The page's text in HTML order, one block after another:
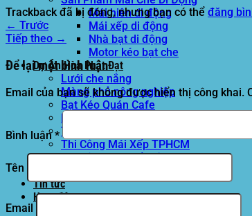
Mái hiên di động
Mái xếp di động
Nhà bạt di động
Motor kéo bạt che
Dự Án Hòa Phát Đạt
Lưới che nắng
Màng phủ nông nghiệp
Bạt Kéo Quán Cafe
Bạt Kéo Sân Trường
Thi Công Mái Xếp Hà Nội
Thi Công Mái Xếp TPHCM
Thi Công Mái Xếp Bình Dương
Tin tức
Hoạt động
Trackback đã bị đóng, nhưng bạn có thể đăng
← Trước
Tiếp theo →
Để lại một bình luận
Email của bạn sẽ không được hiển thị công khai.
Bình luận*
Tên
Email